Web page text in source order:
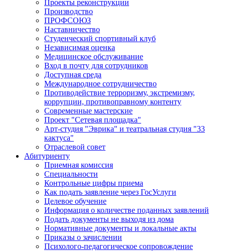
Проекты реконструкции
Производство
ПРОФСОЮЗ
Наставничество
Студенческий спортивный клуб
Независимая оценка
Медицинское обслуживание
Вход в почту для сотрудников
Доступная среда
Международное сотрудничество
Противодействие терроризму, экстремизму,
коррупции, противоправному контенту
Современные мастерские
Проект "Сетевая площадка"
Арт-студия "Эврика" и театральная студия "33
кактуса"
Отраслевой совет
Абитуриенту
Приемная комиссия
Специальности
Контрольные цифры приема
Как подать заявление через ГосУслуги
Целевое обучение
Информация о количестве поданных заявлений
Подать документы не выходя из дома
Нормативные документы и локальные акты
Приказы о зачислении
Психолого-педагогическое сопровождение